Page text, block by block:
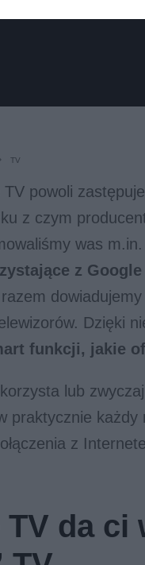
TV
TV powoli
z czym
was
z Google
Dzięki
funkcji, jakie
lub
praktycznie
z
TV da ci